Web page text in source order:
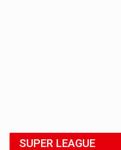
SUPER LEAGUE